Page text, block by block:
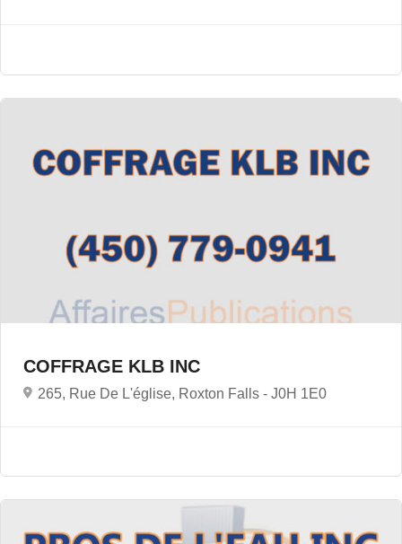
COFFRAGE KLB INC
265, Rue De L'église, Roxton Falls - J0H 1E0